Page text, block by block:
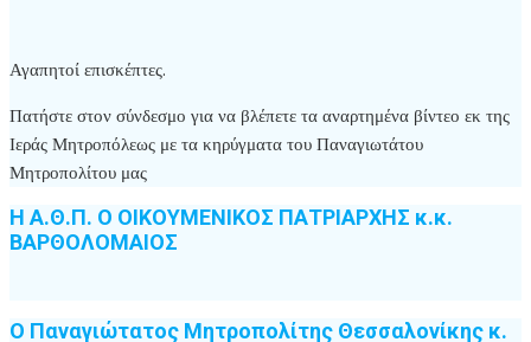
Αγαπητοί επισκέπτες.
Πατήστε στον σύνδεσμο για να βλέπετε τα αναρτημένα βίντεο εκ της
Ιεράς Μητροπόλεως με τα κηρύγματα του Παναγιωτάτου
Μητροπολίτου μας
Η Α.Θ.Π. Ο ΟΙΚΟΥΜΕΝΙΚΟΣ ΠΑΤΡΙΑΡΧΗΣ κ.κ.
ΒΑΡΘΟΛΟΜΑΙΟΣ
Ο Παναγιώτατος Μητροπολίτης Θεσσαλονίκης κ.